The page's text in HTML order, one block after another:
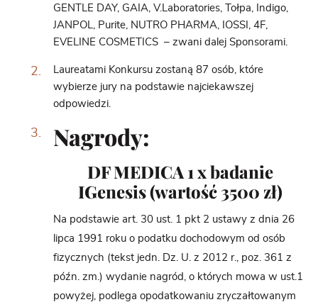
GENTLE DAY, GAIA, V.Laboratories, Tołpa, Indigo,
JANPOL, Purite, NUTRO PHARMA, IOSSI, 4F,
EVELINE COSMETICS – zwani dalej Sponsorami.
Laureatami Konkursu zostaną 87 osób, które
wybierze jury na podstawie najciekawszej
odpowiedzi.
Nagrody:
DF MEDICA 1 x badanie
IGenesis (wartość 3500 zł)
Na podstawie art. 30 ust. 1 pkt 2 ustawy z dnia 26
lipca 1991 roku o podatku dochodowym od osób
fizycznych (tekst jedn. Dz. U. z 2012 r., poz. 361 z
późn. zm.) wydanie nagród, o których mowa w ust.1
powyżej, podlega opodatkowaniu zryczałtowanym